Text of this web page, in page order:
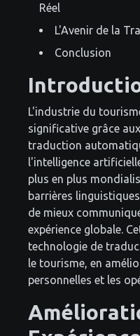
Réel
L'Avenir de la
Conclusion
L'industrie du
significative grâce
traduction
l'intelligence
plus en plus
barrières
de mieux
expérience globale.
technologie de
le tourisme, en
personnelles et les